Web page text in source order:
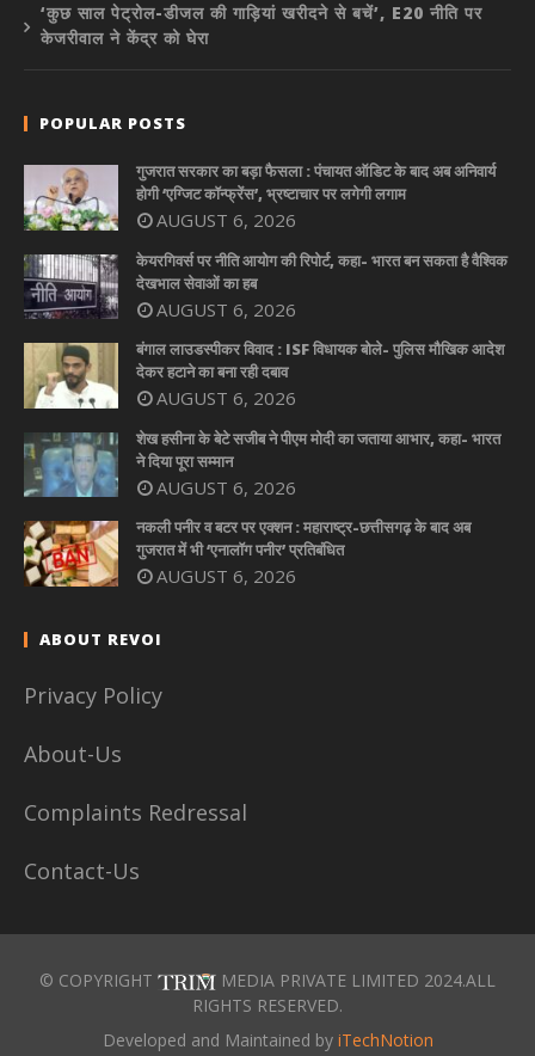
‘कुछ साल पेट्रोल-डीजल की गाड़ियां खरीदने से बचें’, E20 नीति पर
केजरीवाल ने केंद्र को घेरा
POPULAR POSTS
गुजरात सरकार का बड़ा फैसला : पंचायत ऑडिट के बाद अब अनिवार्य
होगी ‘एग्जिट कॉन्फ्रेंस’, भ्रष्टाचार पर लगेगी लगाम
AUGUST 6, 2026
केयरगिवर्स पर नीति आयोग की रिपोर्ट, कहा- भारत बन सकता है वैश्विक
देखभाल सेवाओं का हब
AUGUST 6, 2026
बंगाल लाउडस्पीकर विवाद : ISF विधायक बोले- पुलिस मौखिक आदेश
देकर हटाने का बना रही दबाव
AUGUST 6, 2026
शेख हसीना के बेटे सजीब ने पीएम मोदी का जताया आभार, कहा- भारत
ने दिया पूरा सम्मान
AUGUST 6, 2026
नकली पनीर व बटर पर एक्शन : महाराष्ट्र-छत्तीसगढ़ के बाद अब
गुजरात में भी ‘एनालॉग पनीर’ प्रतिबंधित
AUGUST 6, 2026
ABOUT REVOI
Privacy Policy
About-Us
Complaints Redressal
Contact-Us
© COPYRIGHT
MEDIA PRIVATE LIMITED 2024.ALL
RIGHTS RESERVED.
Developed and Maintained by iTechNotion